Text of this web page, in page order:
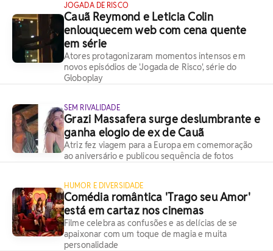
JOGADA DE RISCO
Cauã Reymond e Leticia Colin
enlouquecem web com cena quente
em série
Atores protagonizaram momentos intensos em
novos episódios de 'Jogada de Risco', série do
Globoplay
SEM RIVALIDADE
Grazi Massafera surge deslumbrante e
ganha elogio de ex de Cauã
Atriz fez viagem para a Europa em comemoração
ao aniversário e publicou sequência de fotos
HUMOR E DIVERSIDADE
Comédia romântica 'Trago seu Amor'
está em cartaz nos cinemas
Filme celebra as confusões e as delícias de se
apaixonar com um toque de magia e muita
personalidade